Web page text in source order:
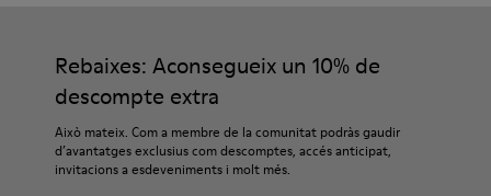
Rebaixes: Aconsegueix un 10% de
descompte extra
Això mateix. Com a membre de la comunitat podràs gaudir
d’avantatges exclusius com descomptes, accés anticipat,
invitacions a esdeveniments i molt més.